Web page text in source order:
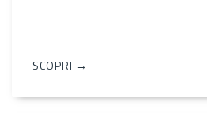
SCOPRI →